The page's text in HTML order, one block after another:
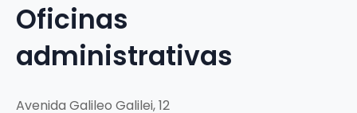
Oficinas
administrativas
Avenida Galileo Galilei, 12